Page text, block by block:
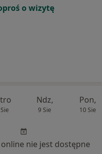
o wizytę
Ndz,
9 Sie
Pon,
10 Sie
nie jest dostępne